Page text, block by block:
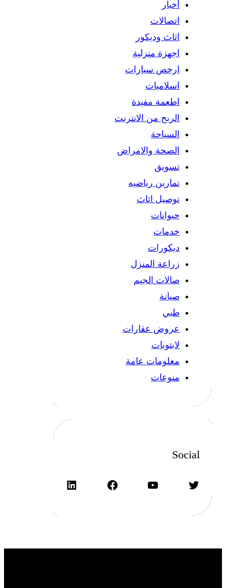
أخبار
اتصالات
اثاث وديكور
اجهزة منزلية
ارخص سيارات
اسلاميات
اطعمة مفيدة
الربح من الانترنت
السياحة
الصحة والامراض
تسويق
تمارين رياضيه
توصيل اثاث
حيوانات
خدمات
ديكورات
زراعة المنزل
صالات الجيم
صيانة
طبي
عروض عقارات
لابتوبات
معلومات عامة
منوعات
Social
تويتر يوتيوب فيسبوك لينكد إن